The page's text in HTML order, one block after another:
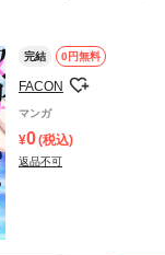
完結 0円無料
FACON
マンガ
0(税込)
返品不可